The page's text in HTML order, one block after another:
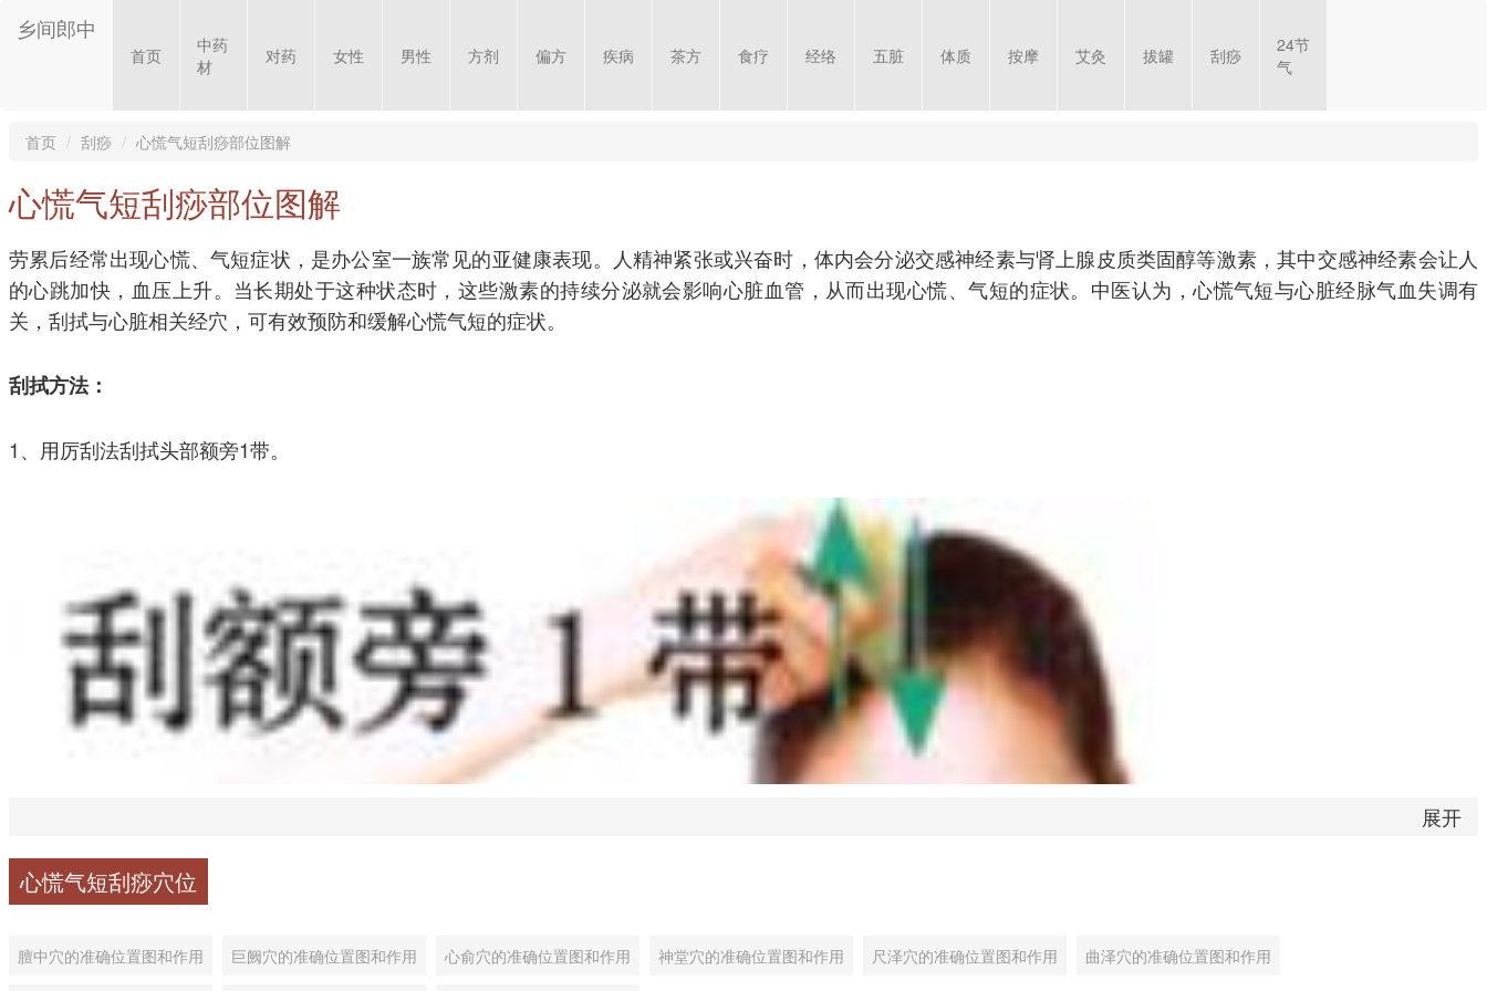
乡间郎中
首页
中药
材
对药 女性 男性 方剂 偏方 疾病 茶方 食疗 经络 五脏 体质 按摩 艾灸 拔罐 刮痧
24节
气
首页 刮痧 心慌气短刮痧部位图解
心慌气短刮痧部位图解
劳累后经常出现心慌、气短症状，是办公室一族常见的亚健康表现。人精神紧张或兴奋时，体内会分泌交感神经素与肾上腺皮质类固醇等激素，其中交感神经素会让人
的心跳加快，血压上升。当长期处于这种状态时，这些激素的持续分泌就会影响心脏血管，从而出现心慌、气短的症状。中医认为，心慌气短与心脏经脉气血失调有
关，刮拭与心脏相关经穴，可有效预防和缓解心慌气短的症状。
刮拭方法：
1、用厉刮法刮拭头部额旁1带。
展开
心慌气短刮痧穴位
膻中穴的准确位置图和作用 巨阙穴的准确位置图和作用 心俞穴的准确位置图和作用 神堂穴的准确位置图和作用 尺泽穴的准确位置图和作用 曲泽穴的准确位置图和作用